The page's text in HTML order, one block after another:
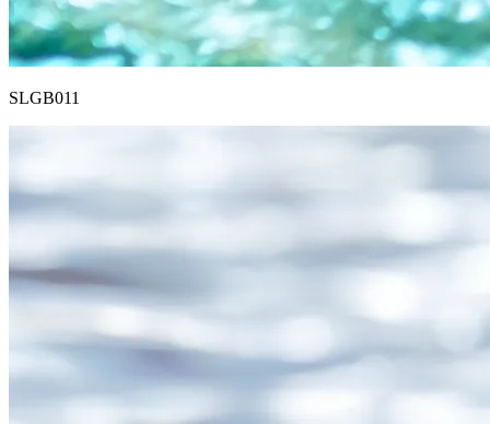
SLGB011